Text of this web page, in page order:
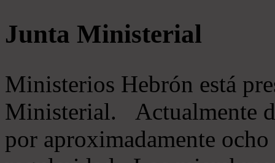
Junta Ministerial
Ministerios Hebrón está
Ministerial. Actualmente
por aproximadamente